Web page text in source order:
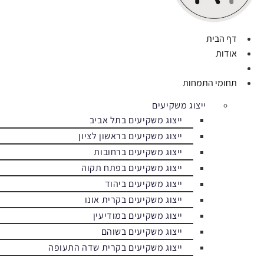
דף הבית
אודות
תחומי התמחות
ייצוג משקיעים
ייצוג משקיעים בתל אביב
ייצוג משקיעים בראשון לציון
ייצוג משקיעים ברחובות
ייצוג משקיעים בפתח תקוה
ייצוג משקיעים ביהוד
ייצוג משקיעים בקרית אונו
ייצוג משקיעים במודיעין
ייצוג משקיעים בשוהם
ייצוג משקיעים בקרית שדה התעופה